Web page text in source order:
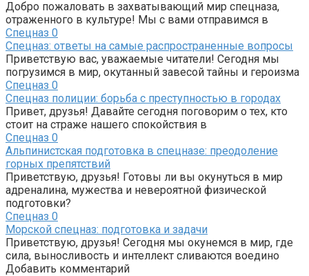
Добро пожаловать в захватывающий мир спецназа,
отраженного в культуре! Мы с вами отправимся в
Спецназ 0
Спецназ: ответы на самые распространенные вопросы
Приветствую вас, уважаемые читатели! Сегодня мы
погрузимся в мир, окутанный завесой тайны и героизма
Спецназ 0
Спецназ полиции: борьба с преступностью в городах
Привет, друзья! Давайте сегодня поговорим о тех, кто
стоит на страже нашего спокойствия в
Спецназ 0
Альпинистская подготовка в спецназе: преодоление
горных препятствий
Приветствую, друзья! Готовы ли вы окунуться в мир
адреналина, мужества и невероятной физической
подготовки?
Спецназ 0
Морской спецназ: подготовка и задачи
Приветствую, друзья! Сегодня мы окунемся в мир, где
сила, выносливость и интеллект сливаются воедино
Добавить комментарий